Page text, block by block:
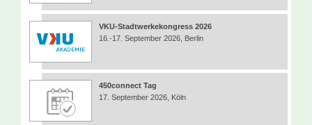
VKU-Stadtwerkekongress 2026
16.-17. September 2026, Berlin
450connect Tag
17. September 2026, Köln